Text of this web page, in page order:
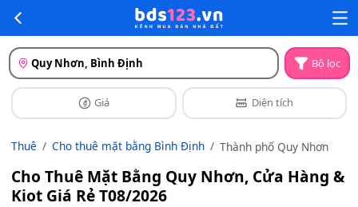
Quy Nhơn, Bình Định Bộ lọc
Giá Diện tích
Thuê Cho thuê mặt bằng Bình Định Thành phố Quy Nhơn
Cho Thuê Mặt Bằng Quy Nhơn, Cửa Hàng &
Kiot Giá Rẻ T08/2026